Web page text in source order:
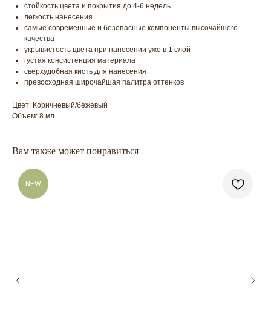
стойкость цвета и покрытия до 4-6 недель
легкость нанесения
самые современные и безопасные компоненты высочайшего
качества
укрывистость цвета при нанесении уже в 1 слой
густая консистенция материала
сверхудобная кисть для нанесения
превосходная широчайшая палитра оттенков
Цвет: Коричневый/бежевый
Объем: 8 мл
Вам также может понравиться
NEW